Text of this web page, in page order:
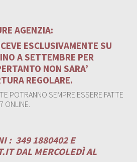
AGENZIA:
ESCLUSIVAMENTE SU
A SETTEMBRE PER
NON SARA’
REGOLARE.
POTRANNO SEMPRE ESSERE FATTE
ONLINE.
: 349 1880402 E
DAL MERCOLEDÌ AL